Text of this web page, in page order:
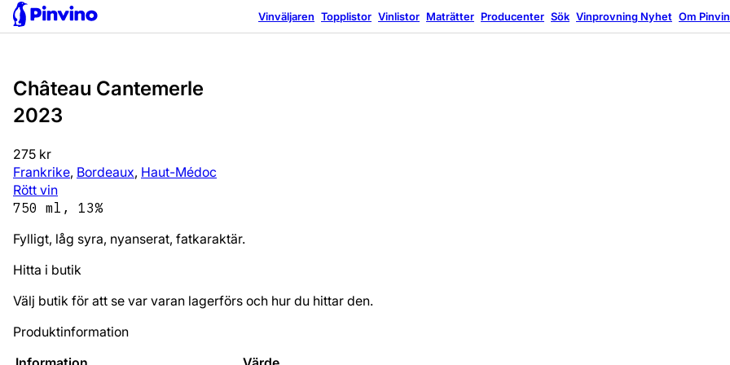
Vinväljaren Topplistor Vinlistor Maträtter Producenter Sök Vinprovning Nyhet Om
Château Cantemerle
2023
275 kr
Frankrike, Bordeaux, Haut-Médoc
Rött vin
750 ml, 13%
Fylligt, låg syra, nyanserat, fatkaraktär.
Hitta i butik
Välj butik för att se var varan lagerförs och hur du hittar den.
Produktinformation